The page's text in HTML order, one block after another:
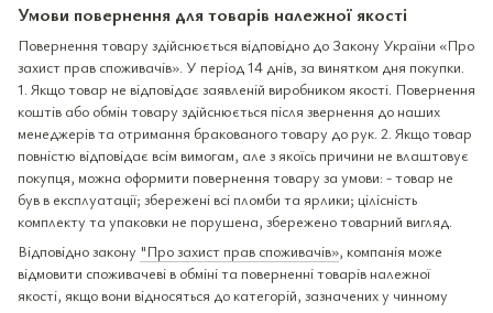
Умови повернення для товарів належної якості
Повернення товару здійснюється відповідно до Закону України «Про
захист прав споживачів». У період 14 днів, за винятком дня покупки.
1. Якщо товар не відповідає заявленій виробником якості. Повернення
коштів або обмін товару здійснюється після звернення до наших
менеджерів та отримання бракованого товару до рук. 2. Якщо товар
повністю відповідає всім вимогам, але з якоїсь причини не влаштовує
покупця, можна оформити повернення товару за умови: - товар не
був в експлуатації; збережені всі пломби та ярлики; цілісність
комплекту та упаковки не порушена, збережено товарний вигляд.
Відповідно закону "Про захист прав споживачів», компанія може
відмовити споживачеві в обміні та поверненні товарів належної
якості, якщо вони відносяться до категорій, зазначених у чинному